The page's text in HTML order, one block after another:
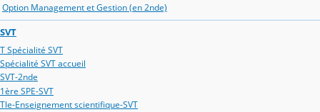
Option Management et Gestion (en 2nde)
SVT
T Spécialité SVT
Spécialité SVT accueil
SVT-2nde
1ère SPE-SVT
Tle-Enseignement scientifique-SVT